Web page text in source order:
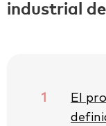
industrial
1
El